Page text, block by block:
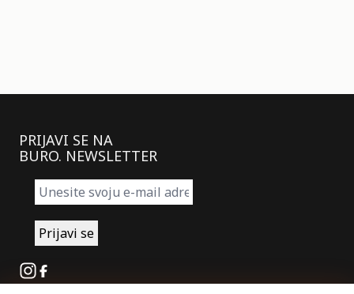
PRIJAVI SE NA
BURO. NEWSLETTER
Instagram
Facebook